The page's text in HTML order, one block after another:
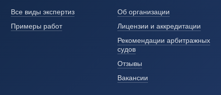
Все виды экспертиз
Примеры работ
Об организации
Лицензии и аккредитации
Рекомендации арбитражных
судов
Отзывы
Вакансии